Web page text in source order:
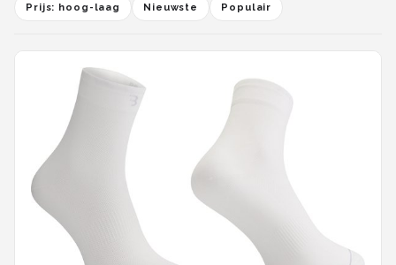
Prijs: hoog-laag Nieuwste Populair